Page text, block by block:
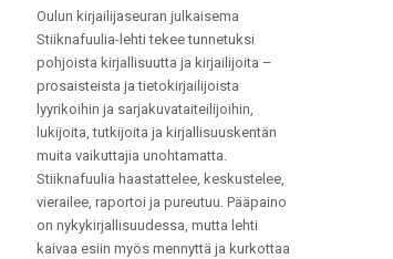
Oulun kirjailijaseuran julkaisema
Stiiknafuulia-lehti tekee tunnetuksi
pohjoista kirjallisuutta ja kirjailijoita –
prosaisteista ja tietokirjailijoista
lyyrikoihin ja sarjakuvataiteilijoihin,
lukijoita, tutkijoita ja kirjallisuuskentän
muita vaikuttajia unohtamatta.
Stiiknafuulia haastattelee, keskustelee,
vierailee, raportoi ja pureutuu. Pääpaino
on nykykirjallisuudessa, mutta lehti
kaivaa esiin myös mennyttä ja kurkottaa